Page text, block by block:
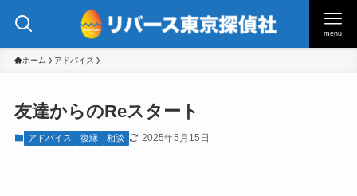
menu
ホーム アドバイス
友達からのReスタート
アドバイス 復縁 相談 2025年5月15日